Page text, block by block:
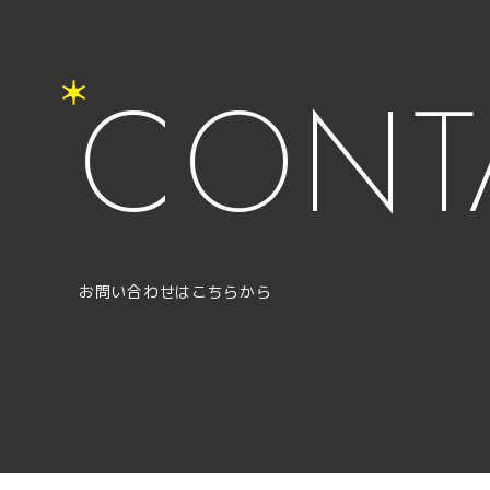
お問い合わせはこちらから